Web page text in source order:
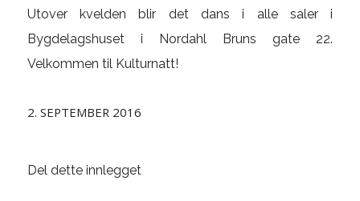
Utover kvelden blir det dans i alle saler i
Bygdelagshuset i Nordahl Bruns gate 22.
Velkommen til Kulturnatt!
2. SEPTEMBER 2016
Del dette innlegget